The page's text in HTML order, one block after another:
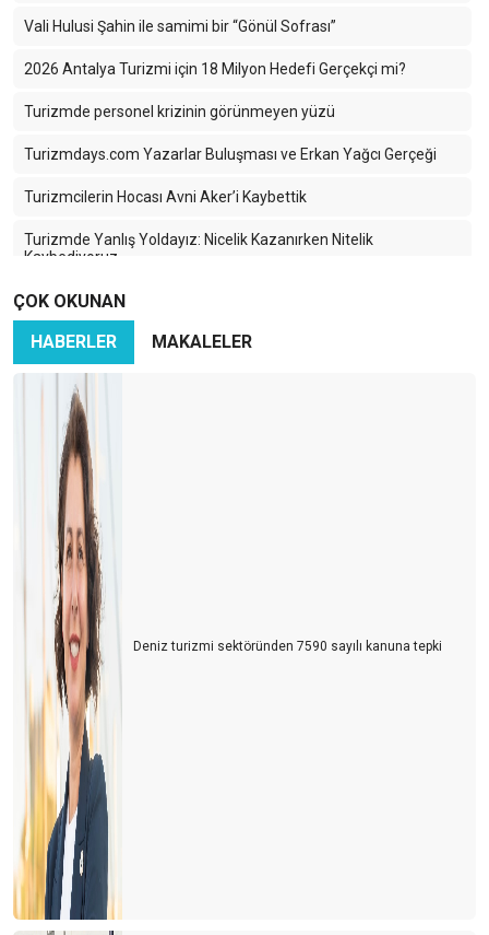
Vali Hulusi Şahin ile samimi bir “Gönül Sofrası”
2026 Antalya Turizmi için 18 Milyon Hedefi Gerçekçi mi?
Turizmde personel krizinin görünmeyen yüzü
Turizmdays.com Yazarlar Buluşması ve Erkan Yağcı Gerçeği
Turizmcilerin Hocası Avni Aker’i Kaybettik
Turizmde Yanlış Yoldayız: Nicelik Kazanırken Nitelik
Kaybediyoruz
Türkiye Turizminde 2025: Ayağımıza Kurşun Sıkıyoruz
Karadeniz’in Sessiz Güzelliği: Turizmin Yükselen Yıldızı Ama
Hangi Bedelle?
İran-İsrail Savaşı Turizmi Vurdu: Türk Turizmi Tehlikede mi?
Azerbaycan Turizme Göz Kırpıyor
Türkiye’nin En Büyük Rakibi: Yine Türkiye
Turizmcinin Bitmeyen Çilesi: Bir Kriz Biter, Yenisi Başlar!
Turizm Sektörü Nereye Gidiyor?
Turizmci İkilem içinde
2024 Yılı Turizm Değerlendirmesi ve 2025 Beklentileri
Antalya Turizm Fuarı: Türk Turizminin Yükselen Değeri
Turizmde Dostane Buluşmaların Gücü: Turizmdays.com 7.
Yazarlar Buluşması
Türkiye’nin Altın Yumurtlayan Tavuğunu Koruma Zamanı
Antalya'da Turizmdeki Sıkıntılar ve Çözüm Önerileri
Antalya’nın Hava Trafiği ve Yol Sorunları: Acil Çözüm Bekleyen
Kriz
ÇOK OKUNAN
HABERLER
MAKALELER
Deniz turizmi sektöründen 7590 sayılı kanuna tepki